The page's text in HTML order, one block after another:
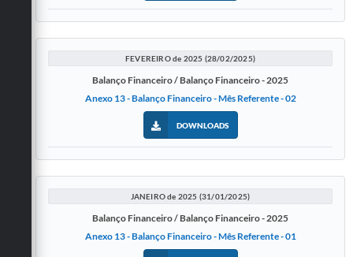
FEVEREIRO de 2025 (28/02/2025)
Balanço Financeiro / Balanço Financeiro - 2025
Anexo 13 - Balanço Financeiro - Mês Referente - 02
DOWNLOADS
JANEIRO de 2025 (31/01/2025)
Balanço Financeiro / Balanço Financeiro - 2025
Anexo 13 - Balanço Financeiro - Mês Referente - 01